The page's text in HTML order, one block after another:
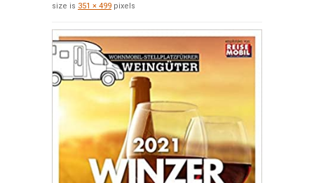
size is 351 × 499 pixels